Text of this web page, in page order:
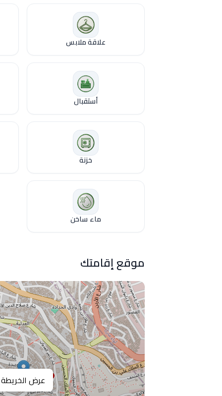
علاقة ملابس
أستقبال
خزنة
ماء ساخن
موقع إقامتك
عرض الخريطة